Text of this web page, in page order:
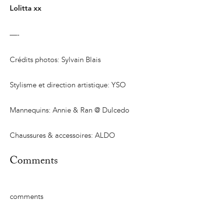
Lolitta xx
—-
Crédits photos: Sylvain Blais
Stylisme et direction artistique: YSO
Mannequins: Annie & Ran @ Dulcedo
Chaussures & accessoires: ALDO
Comments
comments